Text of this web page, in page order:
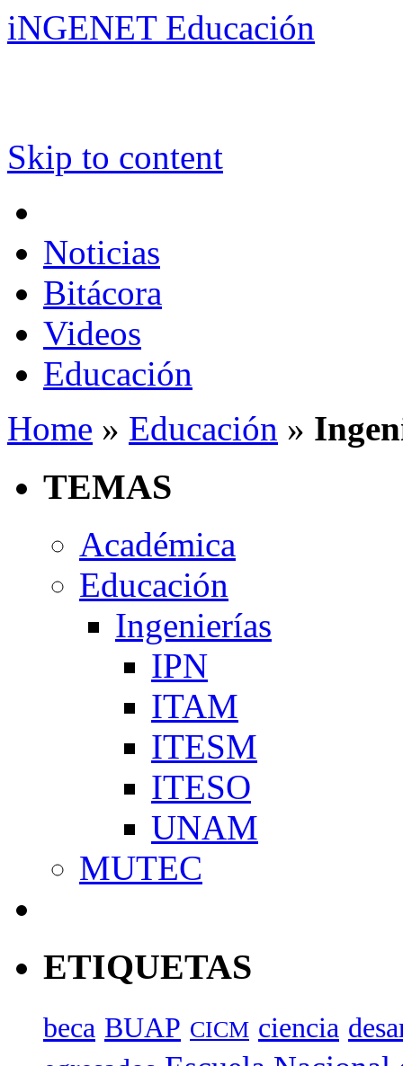
iNGENET Educación
Skip to content
Noticias
Bitácora
Videos
Educación
Home » Educación »
TEMAS
Académica
Educación
Ingenierías
IPN
ITAM
ITESM
ITESO
UNAM
MUTEC
ETIQUETAS
beca BUAP CICM ciencia